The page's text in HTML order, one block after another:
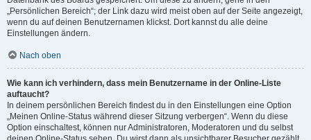
„Persönlichen Bereich“; der Link dazu wird meist oben auf der Seite angezeigt,
wenn du auf deinen Benutzernamen klickst. Dort kannst du alle deine
Einstellungen ändern.
Nach oben
Wie kann ich verhindern, dass mein Benutzername in der Online-Liste
auftaucht?
In deinem persönlichen Bereich findest du in den Einstellungen eine Option
„Meinen Online-Status während dieser Sitzung verbergen“. Wenn du diese
Option einschaltest, können nur Administratoren, Moderatoren und du selbst